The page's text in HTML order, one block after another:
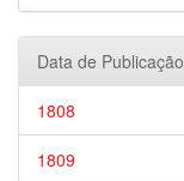
Data de Publicação
1808
1809